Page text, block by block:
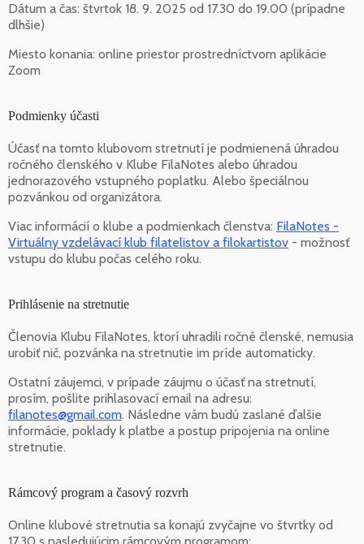
Dátum a čas: štvrtok 18. 9. 2025 od 17.30 do 19.00 (prípadne
dlhšie)
Miesto konania: online priestor prostredníctvom aplikácie
Zoom
Podmienky účasti
Účasť na tomto klubovom stretnutí je podmienená úhradou
ročného členského v Klube FilaNotes alebo úhradou
jednorazového vstupného poplatku. Alebo špeciálnou
pozvánkou od organizátora.
Viac informácií o klube a podmienkach členstva: FilaNotes -
Virtuálny vzdelávací klub filatelistov a filokartistov - možnosť
vstupu do klubu počas celého roku.
Prihlásenie na stretnutie
Členovia Klubu FilaNotes, ktorí uhradili ročné členské, nemusia
urobiť nič, pozvánka na stretnutie im príde automaticky.
Ostatní záujemci, v prípade záujmu o účasť na stretnutí,
prosím, pošlite prihlasovací email na adresu:
filanotes@gmail.com. Následne vám budú zaslané ďalšie
informácie, poklady k platbe a postup pripojenia na online
stretnutie.
Rámcový program a časový rozvrh
Online klubové stretnutia sa konajú zvyčajne vo štvrtky od